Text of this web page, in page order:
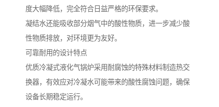
度大幅降低，完全符合日益严格的环保要求。
凝结水还能吸收部分烟气中的酸性物质，进一步减少酸
性物质排放，对环境更为友好。
可靠耐用的设计特点
优质冷凝式液化气锅炉采用耐腐蚀的特殊材料制造热交
换器，有效应对冷凝水可能带来的酸性腐蚀问题，确保
设备长期稳定运行。